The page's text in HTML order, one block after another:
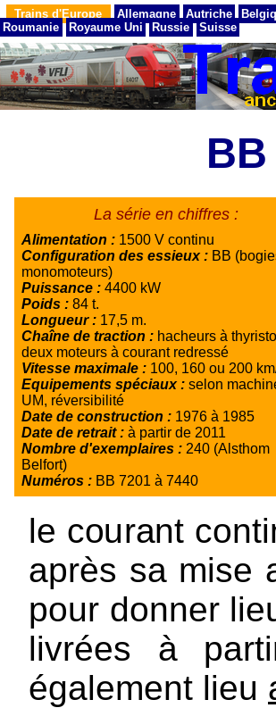
Trains d'Europe Allemagne Autriche
Roumanie
Royaume Uni Russie Suisse
BB
La série en chiffres :
Alimentation : 1500 V continu
Configuration des essieux : BB
monomoteurs)
Puissance : 4400 kW
Poids : 84 t.
Longueur : 17,5 m.
Chaîne de traction : hacheurs à
deux moteurs à courant redressé
Vitesse maximale : 100, 160 ou 200
Equipements spéciaux : selon
UM, réversibilité
Date de construction : 1976 à 1985
Date de retrait : à partir de 2011
Nombre d'exemplaires : 240 (Alsthom
Belfort)
Numéros : BB 7201 à 7440
le courant
après sa mise
pour donner
livrées à
également lieu